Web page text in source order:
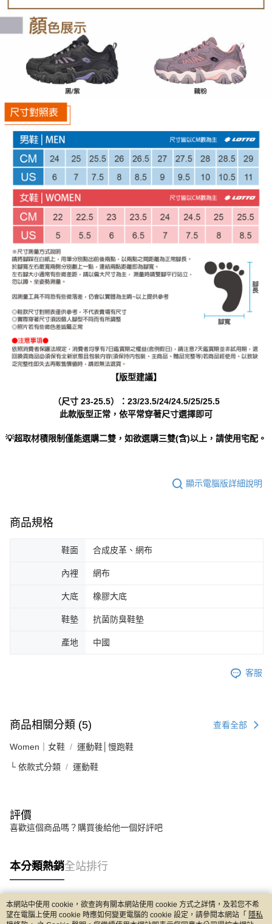
【版型建議】
（尺寸 23-25.5）：23/23.5/24/24.5/25/25.5
此款版型正常，依平常穿著尺寸選擇即可
💡超取材積限制僅能選購二雙，如欲選購三雙(含)以上，請使用宅配。
顯示電腦版詳細說明
商品規格
鞋面 合成皮革、網布
內裡 網布
大底 橡膠大底
鞋墊 抗菌防臭鞋墊
產地 中國
客服
商品相關分類 (5) 查看全部
Women｜女鞋 運動鞋│慢跑鞋
└ 依款式分類 運動鞋
評價
喜歡這個商品嗎？購買後給他一個好評吧
本分類熱銷全站排行
熱門標籤
本網站中使用 cookie，欲查詢有關本網站使用 cookie 方式之詳情，及若您不希
望在電腦上使用 cookie 時應如何變更電腦的 cookie 設定，請參閱本網站「 隱私